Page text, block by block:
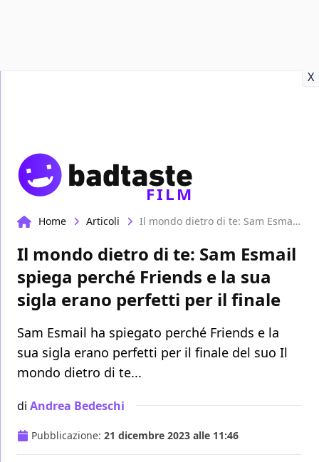
X
FILM
Home Articoli Il mondo dietro di te: Sam Esmail spiega perché Friends e la sua sigla erano perfetti per il finale
Il mondo dietro di te: Sam Esmail
spiega perché Friends e la sua
sigla erano perfetti per il finale
Sam Esmail ha spiegato perché Friends e la
sua sigla erano perfetti per il finale del suo Il
mondo dietro di te...
di Andrea Bedeschi
Pubblicazione: 21 dicembre 2023 alle 11:46